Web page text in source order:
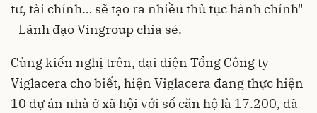
tư, tài chính… sẽ tạo ra nhiều thủ tục hành chính"
- Lãnh đạo Vingroup chia sẻ.
Cùng kiến nghị trên, đại diện Tổng Công ty
Viglacera cho biết, hiện Viglacera đang thực hiện
10 dự án nhà ở xã hội với số căn hộ là 17.200, đã